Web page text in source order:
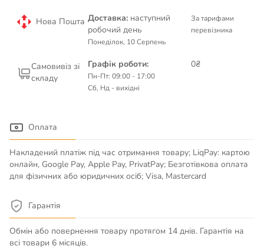
Нова Пошта Доставка: наступний
робочий день
Понеділок, 10 Серпень
За тарифами
перевізника
Самовивіз зі
складу
Графік роботи:
Пн-Пт: 09:00 - 17:00
Сб, Нд - вихідні
0₴
Оплата
Накладений платіж під час отримання товару; LiqPay: картою
онлайн, Google Pay, Apple Pay, PrivatPay; Безготівкова оплата
для фізичних або юридичних осіб; Visa, Mastercard
Гарантія
Обмін або повернення товару протягом 14 днів. Гарантія на
всі товари 6 місяців.